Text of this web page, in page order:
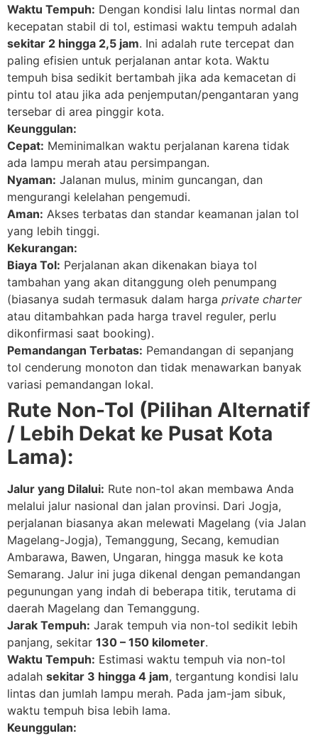
Waktu Tempuh: Dengan kondisi lalu lintas normal dan
kecepatan stabil di tol, estimasi waktu tempuh adalah
sekitar 2 hingga 2,5 jam. Ini adalah rute tercepat dan
paling efisien untuk perjalanan antar kota. Waktu
tempuh bisa sedikit bertambah jika ada kemacetan di
pintu tol atau jika ada penjemputan/pengantaran yang
tersebar di area pinggir kota.
Keunggulan:
Cepat: Meminimalkan waktu perjalanan karena tidak
ada lampu merah atau persimpangan.
Nyaman: Jalanan mulus, minim guncangan, dan
mengurangi kelelahan pengemudi.
Aman: Akses terbatas dan standar keamanan jalan tol
yang lebih tinggi.
Kekurangan:
Biaya Tol: Perjalanan akan dikenakan biaya tol
tambahan yang akan ditanggung oleh penumpang
(biasanya sudah termasuk dalam harga private charter
atau ditambahkan pada harga travel reguler, perlu
dikonfirmasi saat booking).
Pemandangan Terbatas: Pemandangan di sepanjang
tol cenderung monoton dan tidak menawarkan banyak
variasi pemandangan lokal.
Rute Non-Tol (Pilihan Alternatif
/ Lebih Dekat ke Pusat Kota
Lama):
Jalur yang Dilalui: Rute non-tol akan membawa Anda
melalui jalur nasional dan jalan provinsi. Dari Jogja,
perjalanan biasanya akan melewati Magelang (via Jalan
Magelang-Jogja), Temanggung, Secang, kemudian
Ambarawa, Bawen, Ungaran, hingga masuk ke kota
Semarang. Jalur ini juga dikenal dengan pemandangan
pegunungan yang indah di beberapa titik, terutama di
daerah Magelang dan Temanggung.
Jarak Tempuh: Jarak tempuh via non-tol sedikit lebih
panjang, sekitar 130 – 150 kilometer.
Waktu Tempuh: Estimasi waktu tempuh via non-tol
adalah sekitar 3 hingga 4 jam, tergantung kondisi lalu
lintas dan jumlah lampu merah. Pada jam-jam sibuk,
waktu tempuh bisa lebih lama.
Keunggulan: